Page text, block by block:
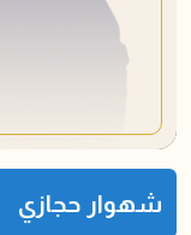
شهوار حجازي